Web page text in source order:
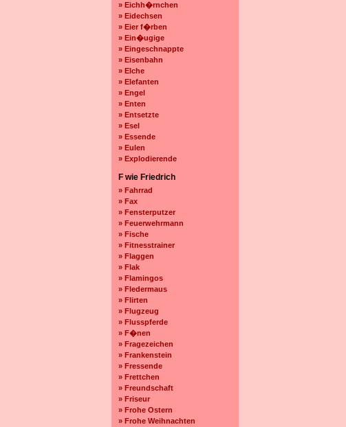
» Eichh�rnchen
» Eidechsen
» Eier f�rben
» Ein�ugige
» Eingeschnappte
» Eisenbahn
» Elche
» Elefanten
» Engel
» Enten
» Entsetzte
» Esel
» Essende
» Eulen
» Explodierende
F wie Friedrich
» Fahrrad
» Fax
» Fensterputzer
» Feuerwehrmann
» Fische
» Fitnesstrainer
» Flaggen
» Flak
» Flamingos
» Fledermaus
» Flirten
» Flugzeug
» Flusspferde
» F�nen
» Fragezeichen
» Frankenstein
» Fressende
» Frettchen
» Freundschaft
» Friseur
» Frohe Ostern
» Frohe Weihnachten